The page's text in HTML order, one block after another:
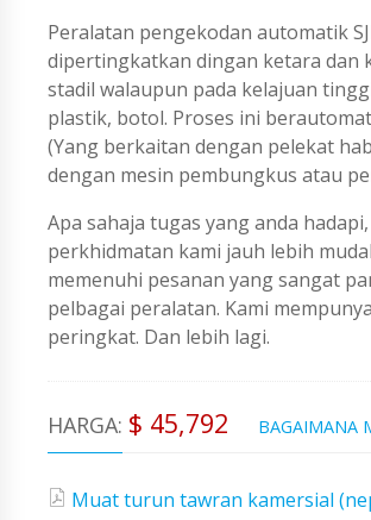
Peralatan pengekodan automatik
dipertingkatkan dingan ketara dan
stadil walaupun pada kelajuan
plastik, botol. Proses ini
(Yang berkaitan dengan pelekat
dengan mesin pembungkus atau
Apa sahaja tugas yang anda
perkhidmatan kami jauh lebih
memenuhi pesanan yang sangat
pelbagai peralatan. Kami
peringkat. Dan lebih lagi.
HARGA: $ 45,792 BAGAIMANA
Muat turun tawran kamersial